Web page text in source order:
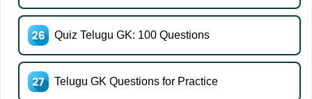
Quiz Telugu GK: 100 Questions
Telugu GK Questions for Practice